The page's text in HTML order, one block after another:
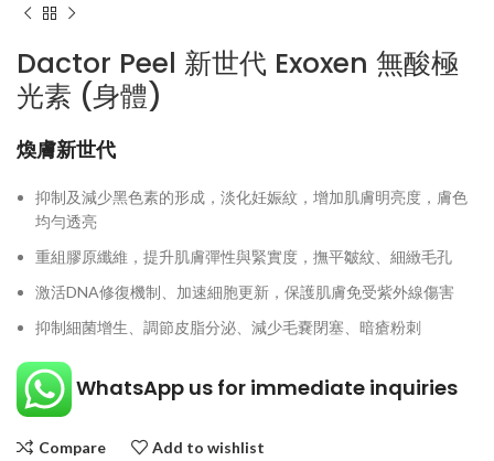
Dactor Peel 新世代 Exoxen 無酸極
光素 (身體)
煥膚新世代
抑制及減少黑色素的形成，淡化妊娠紋，增加肌膚明亮度，膚色
均勻透亮
重組膠原纖維，提升肌膚彈性與緊實度，撫平皺紋、細緻毛孔
激活DNA修復機制、加速細胞更新，保護肌膚免受紫外線傷害
抑制細菌增生、調節皮脂分泌、減少毛嚢閉塞、暗瘡粉刺
WhatsApp us for immediate inquiries
Compare Add to wishlist